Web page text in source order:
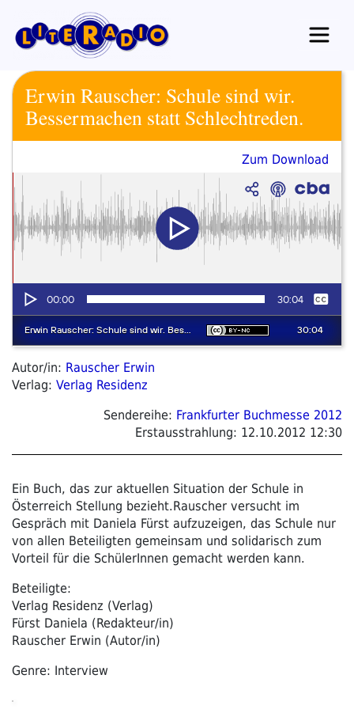
Inhalt
springen
Erwin Rauscher: Schule sind wir.
Bessermachen statt Schlechtreden.
Zum Download
Autor/in: Rauscher Erwin
Verlag: Verlag Residenz
Sendereihe: Frankfurter Buchmesse 2012
Erstausstrahlung: 12.10.2012 12:30
Ein Buch, das zur aktuellen Situation der Schule in
Österreich Stellung bezieht.Rauscher versucht im
Gespräch mit Daniela Fürst aufzuzeigen, das Schule nur
von allen Beteiligten gemeinsam und solidarisch zum
Vorteil für die SchülerInnen gemacht werden kann.
Beteiligte:
Verlag Residenz (Verlag)
Fürst Daniela (Redakteur/in)
Rauscher Erwin (Autor/in)
Genre: Interview